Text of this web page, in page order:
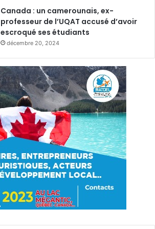
Canada : un camerounais, ex-
professeur de l’UQAT accusé d’avoir
escroqué ses étudiants
décembre 20, 2024